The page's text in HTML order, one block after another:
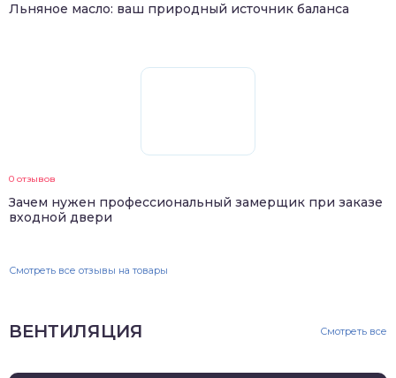
Льняное масло: ваш природный источник баланса
0 отзывов
Зачем нужен профессиональный замерщик при заказе
входной двери
Смотреть все отзывы на товары
ВЕНТИЛЯЦИЯ Смотреть все